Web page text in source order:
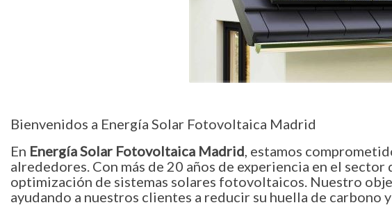
Bienvenidos a Energía Solar Fotovoltaica Madrid
En Energía Solar Fotovoltaica Madrid, estamos
alrededores. Con más de 20 años de experiencia en el
optimización de sistemas solares fotovoltaicos. Nuestro
ayudando a nuestros clientes a reducir su huella de carbono